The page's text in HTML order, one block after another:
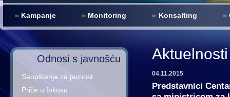
Kampanje Monitoring Konsalting
Odnosi s javnošću
Saopštenja za javnost
Priče u fokusu
Aktuelnosti
04.11.2015
Predstavnici